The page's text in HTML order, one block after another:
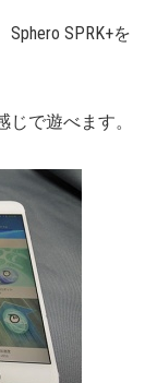
SPRK+を
で遊べます。